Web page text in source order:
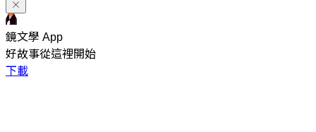
鏡文學 App
好故事從這裡開始
下載